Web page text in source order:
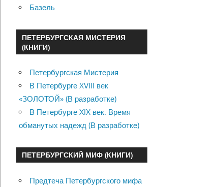
Базель
ПЕТЕРБУРГСКАЯ МИСТЕРИЯ
(КНИГИ)
Петербургская Мистерия
В Петербурге XVIII век
«ЗОЛОТОЙ» (В разработке)
В Петербурге XIX век. Время
обманутых надежд (В разработке)
ПЕТЕРБУРГСКИЙ МИФ (КНИГИ)
Предтеча Петербургского мифа